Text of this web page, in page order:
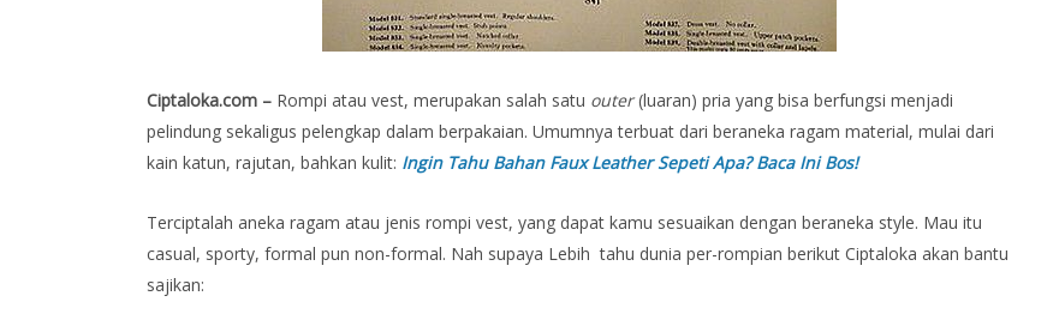
Ciptaloka.com – Rompi atau vest, merupakan salah satu outer(luaran) pria yang bisa berfungsi menjadi
pelindung sekaligus pelengkap dalam berpakaian. Umumnya terbuat dari beraneka ragam material, mulai dari
kain katun, rajutan, bahkan kulit: Ingin Tahu Bahan Faux Leather Sepeti Apa? Baca Ini Bos!
Terciptalah aneka ragam atau jenis rompi vest, yang dapat kamu sesuaikan dengan beraneka style. Mau itu
casual, sporty, formal pun non-formal. Nah supaya Lebih tahu dunia per-rompian berikut Ciptaloka akan bantu
sajikan: